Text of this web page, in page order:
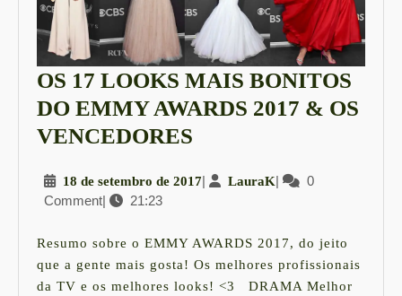
OS 17 LOOKS MAIS BONITOS
DO EMMY AWARDS 2017 & OS
VENCEDORES
LOOKS
BONITOS
DO
18 de setembro de 201718
de
2017
| LauraKLauraK
|
0
Comment| 21:23
Resumo sobre o EMMY AWARDS 2017, do jeito
que a gente mais gosta! Os melhores profissionais
da TV e os melhores looks! <3 DRAMA Melhor